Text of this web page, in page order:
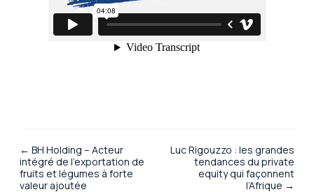
← BH Holding – Acteur
intégré de l’exportation de
fruits et légumes à forte
valeur ajoutée
Luc Rigouzzo : les grandes
tendances du private
equity qui façonnent
l’Afrique →